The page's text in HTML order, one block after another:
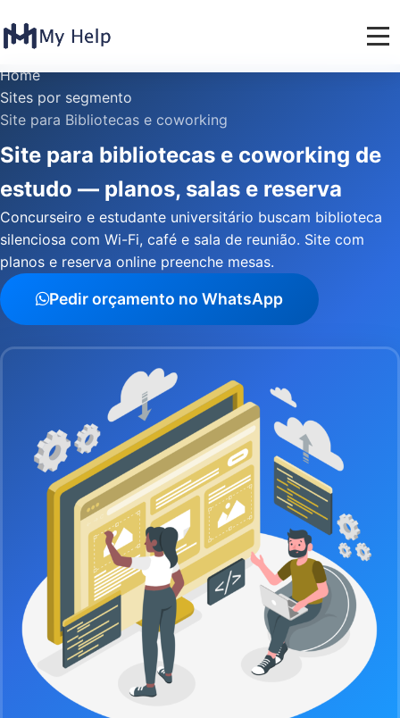
Home
Sites por segmento
Site para Bibliotecas e coworking
Site para bibliotecas e coworking de
estudo — planos, salas e reserva
Concurseiro e estudante universitário buscam biblioteca
silenciosa com Wi-Fi, café e sala de reunião. Site com
planos e reserva online preenche mesas.
Pedir orçamento no WhatsApp